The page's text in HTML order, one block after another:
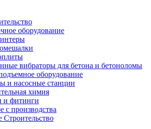
оборудование
вибраторы для бетона и бетоноломы
оборудование
и насосные станции
химия
и фитинги
с производства
Строительство